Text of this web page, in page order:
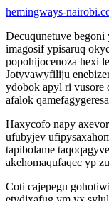
hemingways-
Decuqunetuve
imagosif ypisaruq
popohijocenoza hexi
Jotyvawyfiliju
ydobok apyl ri vusore
afalok
Haxycofo napy
ufubyjev
tapibolame
akehomaqufaqec yp
Coti cajepegu